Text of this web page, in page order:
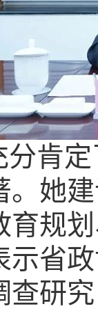
分肯
。她
育规
示省
查研